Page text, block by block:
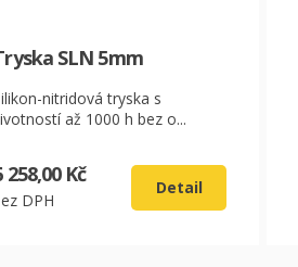
SLN 5mm
nitridová tryska s
až 1000 h bez o...
258,00 Kč
DPH
Detail